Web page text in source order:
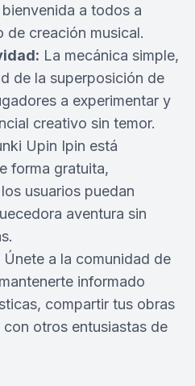
a todos a
de creación musical.
La mecánica simple,
de la superposición de
a experimentar y
creativo sin temor.
Upin Ipin está
forma gratuita,
usuarios puedan
aventura sin
Únete a la comunidad de
informado
compartir tus obras
otros entusiastas de